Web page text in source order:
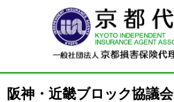
阪神・近畿ブロック協議会